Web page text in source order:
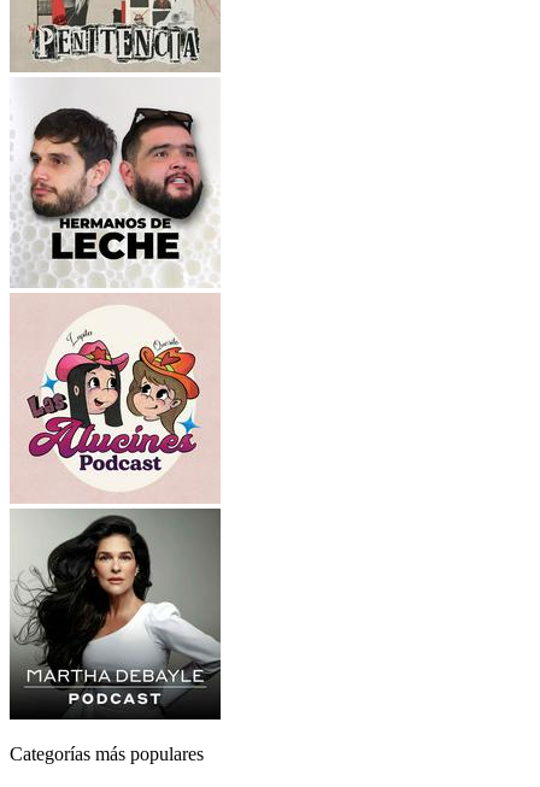
Categorías más populares